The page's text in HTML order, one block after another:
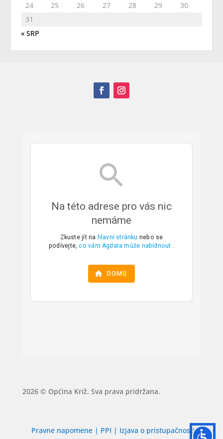
24
25 26 27 28 29
30
31
« SRP
2026 © Općina Križ. Sva prava pridržana.
Pravne napomene | PPI | Izjava o pristupačnosti|